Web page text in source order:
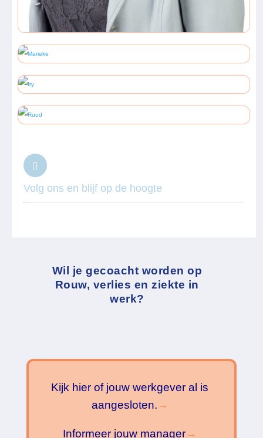
Volg ons en blijf op de hoogte
Wil je gecoacht worden op
Rouw, verlies en ziekte in
werk?
Kijk hier of jouw werkgever al is
aangesloten. →
Informeer jouw manager→